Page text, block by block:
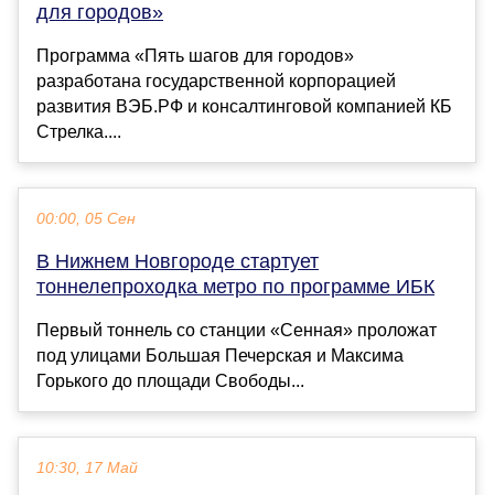
для городов»
Программа «Пять шагов для городов»
разработана государственной корпорацией
развития ВЭБ.РФ и консалтинговой компанией КБ
Стрелка....
00:00, 05 Сен
В Нижнем Новгороде стартует
тоннелепроходка метро по программе ИБК
Первый тоннель со станции «Сенная» проложат
под улицами Большая Печерская и Максима
Горького до площади Свободы...
10:30, 17 Май